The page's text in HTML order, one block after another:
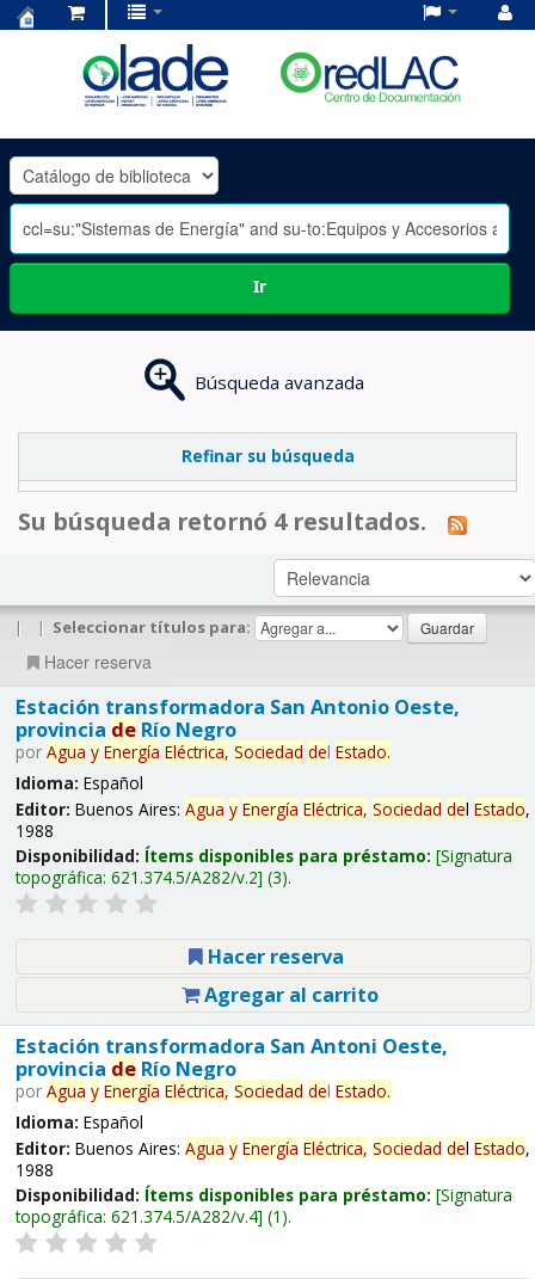
OLADE
-
Ir
Búsqueda avanzada
Refinar su búsqueda
Su búsqueda retornó 4 resultados.
| | Seleccionar títulos para:
Hacer reserva
Estación transformadora San Antonio Oeste,
provincia deRío Negro
por Agua y Energía Eléctrica, Sociedad del Estado.
Idioma: Español
Editor: Buenos Aires: Agua y Energía Eléctrica, Sociedad del Estado,
1988
Disponibilidad: Ítems disponibles para préstamo: Signatura
topográfica: 621.374.5/A282/v.2 (3).
Hacer reserva
Agregar al carrito
Estación transformadora San Antoni Oeste,
provincia deRío Negro
por Agua y Energía Eléctrica, Sociedad del Estado.
Idioma: Español
Editor: Buenos Aires: Agua y Energía Eléctrica, Sociedad del Estado,
1988
Disponibilidad: Ítems disponibles para préstamo: Signatura
topográfica: 621.374.5/A282/v.4 (1).